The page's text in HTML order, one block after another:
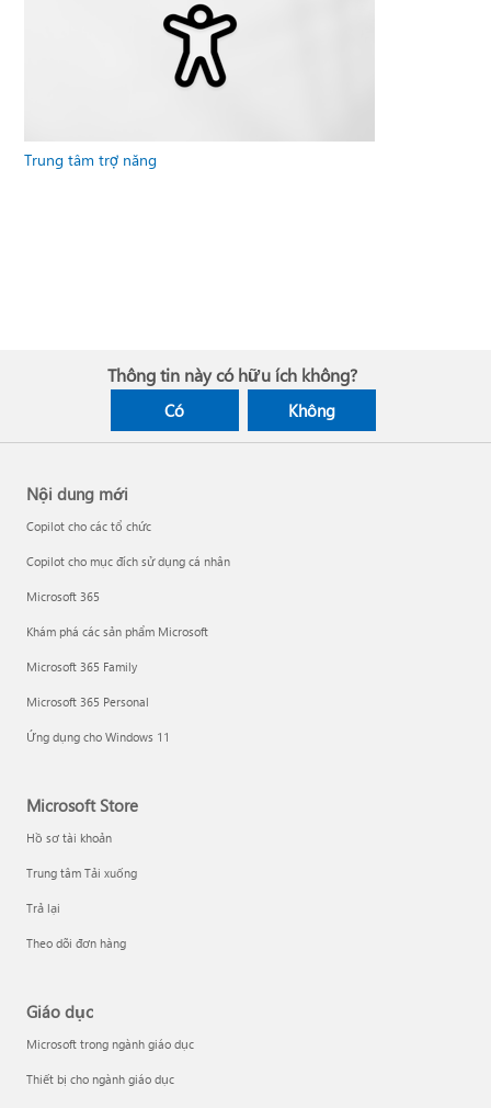
Trung tâm trợ năng
Thông tin này có hữu ích không?
Có Không
Nội dung mới
Copilot cho các tổ chức
Copilot cho mục đích sử dụng cá nhân
Microsoft 365
Khám phá các sản phẩm Microsoft
Microsoft 365 Family
Microsoft 365 Personal
Ứng dụng cho Windows 11
Microsoft Store
Hồ sơ tài khoản
Trung tâm Tải xuống
Trả lại
Theo dõi đơn hàng
Giáo dục
Microsoft trong ngành giáo dục
Thiết bị cho ngành giáo dục